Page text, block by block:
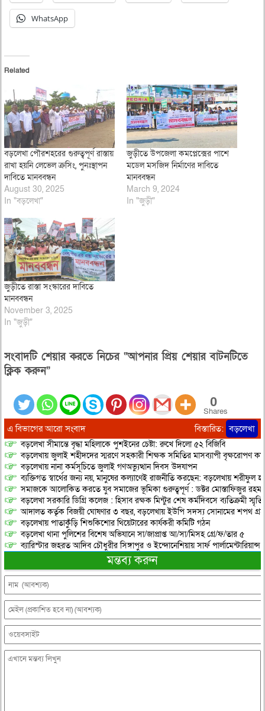
WhatsApp
Related
বড়লেখা পৌরশহরের গুরুত্বপূর্ণ রাস্তায়
রাখা হয়নি লেভেল ক্রসিং, পুনঃস্থাপন
দাবিতে মানববন্ধন
August 30, 2025
In "বড়লেখা"
জুড়ীতে উপজেলা কমপ্লেক্সের পাশে
মডেল মসজিদ নির্মাণের দাবিতে
মানববন্ধন
March 9, 2024
In "জুড়ী"
জুড়ীতে রাস্তা সংস্কারের দাবিতে
মানববন্ধন
November 3, 2025
In "জুড়ী"
সংবাদটি শেয়ার করতে নিচের “আপনার প্রিয় শেয়ার বাটনটিতে
ক্লিক করুন”
0
Shares
এ বিভাগের আরো সংবাদ বিস্তারিত: বড়লেখা
বড়লেখা সীমান্তে বৃদ্ধা মহিলাকে পুশইনের চেষ্টা: রুখে দিলো ৫২ বিজিবি
বড়লেখায় জুলাই শহীদদের স্মরণে সহকারী শিক্ষক সমিতির মাসব্যাপী বৃক্ষরোপণ
বড়লেখায় নানা কর্মসূচিতে জুলাই গণঅভ্যুত্থান দিবস উদযাপন
ব্যক্তিগত স্বার্থের জন্য নয়, মানুষের কল্যাণেই রাজনীতি করছেন: বড়লেখায় শরীফুল
সমাজকে আলোকিত করতে যুব সমাজের ভূমিকা গুরুত্বপূর্ণ : ডক্টর মোস্তাফিজুর
বড়লেখা সরকারি ডিগ্রি কলেজ : হিসাব রক্ষক মিন্টুর শেষ কর্মদিবসে ব্যতিক্রমী
আদালত কর্তৃক বিজয়ী ঘোষণার ৩ বছর, বড়লেখায় ইউপি সদস্য সোনামের শপথ
বড়লেখায় পাতাকুঁড়ি শিশুকিশোর থিয়েটারের কার্যকরী কমিটি গঠন
বড়লেখা থানা পুলিশের বিশেষ অভিযানে সা/জাপ্রাপ্ত আ/সা/মিসহ গ্রে/ফ/তার ৫
ব্যারিস্টার জহরত আদিব চৌধুরীর সিঙ্গাপুর ও ইন্দোনেশিয়ায় সার্ফ পার্লামেন্টারিয়ান্স
মন্তব্য করুন